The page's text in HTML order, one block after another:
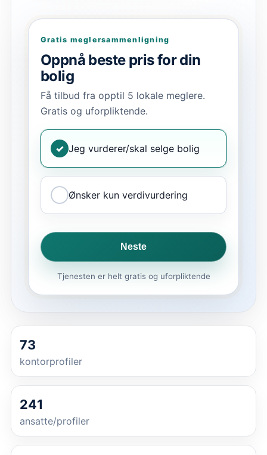
Gratis meglersammenligning
Oppnå beste pris for din
bolig
Få tilbud fra opptil 5 lokale meglere.
Gratis og uforpliktende.
✓ Jeg vurderer/skal selge bolig
Ønsker kun verdivurdering
Neste
Tjenesten er helt gratis og uforpliktende
73
kontorprofiler
241
ansatte/profiler